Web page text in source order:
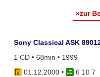
»zur
Sony Classical ASK
1 CD • 68min • 1999
01.12.2000•
6 10 7